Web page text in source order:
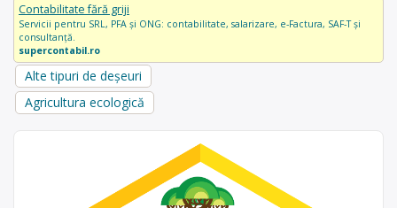
Contabilitate fără griji
Servicii pentru SRL, PFA și ONG: contabilitate, salarizare, e-Factura, SAF-T și
consultanță.
supercontabil.ro
Alte tipuri de deșeuri
Agricultura ecologică